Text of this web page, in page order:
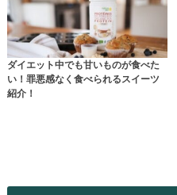
ダイエット中でも甘いものが食べた
い！罪悪感なく食べられるスイーツ
紹介！